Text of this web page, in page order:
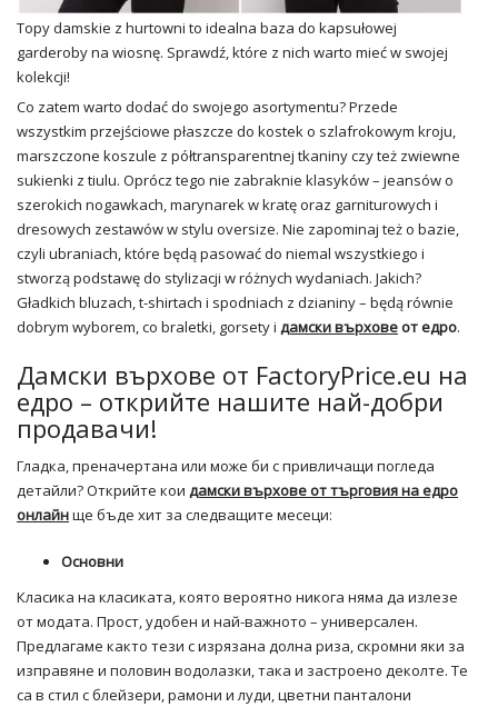
Topy damskie z hurtowni to idealna baza do kapsułowej
garderoby na wiosnę. Sprawdź, które z nich warto mieć w swojej
kolekcji!
Co zatem warto dodać do swojego asortymentu? Przede
wszystkim przejściowe płaszcze do kostek o szlafrokowym kroju,
marszczone koszule z półtransparentnej tkaniny czy też zwiewne
sukienki z tiulu. Oprócz tego nie zabraknie klasyków – jeansów o
szerokich nogawkach, marynarek w kratę oraz garniturowych i
dresowych zestawów w stylu oversize. Nie zapominaj też o bazie,
czyli ubraniach, które będą pasować do niemal wszystkiego i
stworzą podstawę do stylizacji w różnych wydaniach. Jakich?
Gładkich bluzach, t-shirtach i spodniach z dzianiny – będą równie
dobrym wyborem, co braletki, gorsety i дамски върхове от едро.
Дамски върхове от FactoryPrice.eu на
едро – открийте нашите най-добри
продавачи!
Гладка, преначертана или може би с привличащи погледа
детайли? Открийте кои дамски върхове от търговия на едро
онлайнще бъде хит за следващите месеци:
Основни
Класика на класиката, която вероятно никога няма да излезе
от модата. Прост, удобен и най-важното – универсален.
Предлагаме както тези с изрязана долна риза, скромни яки за
изправяне и половин водолазки, така и застроено деколте. Те
са в стил с блейзери, рамони и луди, цветни панталони